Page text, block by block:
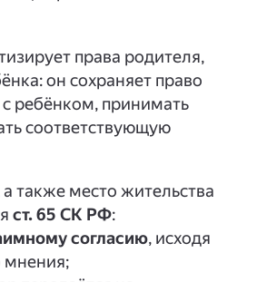
права родителя,
он сохраняет право
с ребёнком, принимать
соответствующую
также место жительства
ст. 65 СК РФ:
согласию, исходя
мнения;